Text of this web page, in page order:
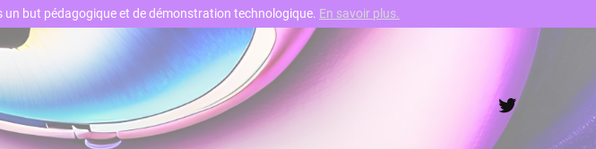
Twitter
but pédagogique et de démonstration technologique. En savoir plus.